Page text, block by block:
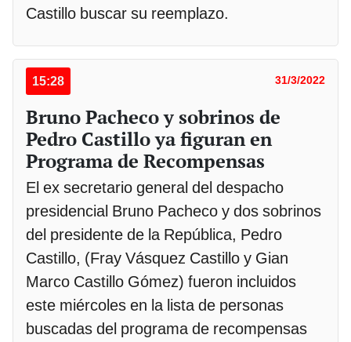
Castillo buscar su reemplazo.
15:28 31/3/2022
Bruno Pacheco y sobrinos de
Pedro Castillo ya figuran en
Programa de Recompensas
El ex secretario general del despacho
presidencial Bruno Pacheco y dos sobrinos
del presidente de la República, Pedro
Castillo, (Fray Vásquez Castillo y Gian
Marco Castillo Gómez) fueron incluidos
este miércoles en la lista de personas
buscadas del programa de recompensas